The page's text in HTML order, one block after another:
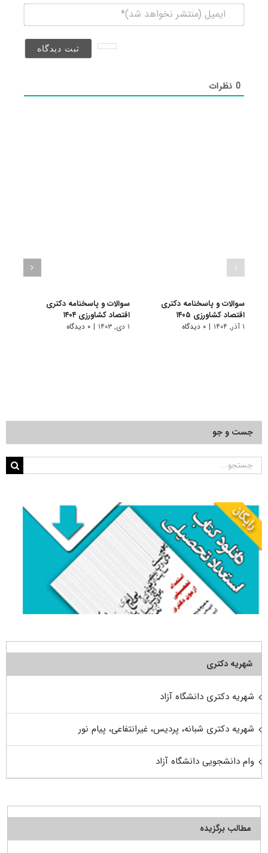
(منتشر
0نظرات
سوالات و پاسخنامه دکتری
اقتصاد کشاورزی ۱۴۰۵
۱ آذر, ۱۴۰۴ | ۰ دیدگاه
سوالات و پاسخنامه دکتری
اقتصاد کشاورزی ۱۴۰۴
۱ دی, ۱۴۰۳ | ۰ دیدگاه
جست و جو
جستجو
شهریه دکتری
شهریه دکتری دانشگاه آزاد
شهریه دکتری شبانه، پردیس، غیرانتفاعی، پیام نور
وام دانشجویی دانشگاه آزاد
مطالب برگزیده